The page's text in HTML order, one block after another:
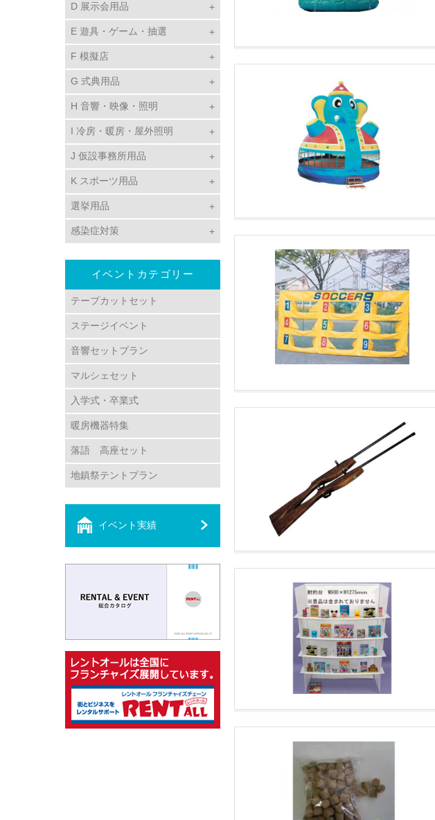
D 展示会用品
E 遊具・ゲーム・抽選
F 模擬店
G 式典用品
H 音響・映像・照明
I 冷房・暖房・屋外照明
J 仮設事務所用品
K スポーツ用品
選挙用品
感染症対策
イベントカテゴリー
テープカットセット
ステージイベント
音響セットプラン
マルシェセット
入学式・卒業式
暖房機器特集
落語 高座セット
地鎮祭テントプラン
イベント実績